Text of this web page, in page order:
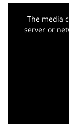
The media
server or